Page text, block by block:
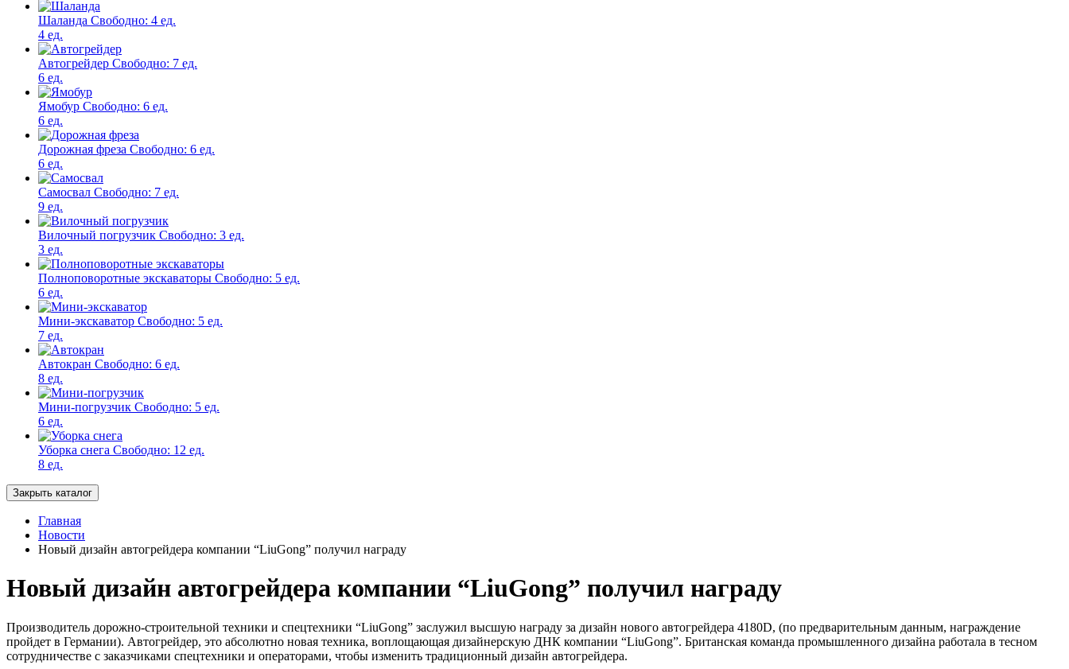
Шаланда Свободно: 4 ед.
4 ед.
Автогрейдер Свободно: 7 ед.
6 ед.
Ямобур Свободно: 6 ед.
6 ед.
Дорожная фреза Свободно: 6 ед.
6 ед.
Самосвал Свободно: 7 ед.
9 ед.
Вилочный погрузчик Свободно: 3 ед.
3 ед.
Полноповоротные экскаваторы Свободно: 5 ед.
6 ед.
Мини-экскаватор Свободно: 5 ед.
7 ед.
Автокран Свободно: 6 ед.
8 ед.
Мини-погрузчик Свободно: 5 ед.
6 ед.
Уборка снега Свободно: 12 ед.
8 ед.
Закрыть каталог
Главная
Новости
Новый дизайн автогрейдера компании “LiuGong” получил награду
Новый дизайн автогрейдера компании “LiuGong” получил награду
Производитель дорожно-строительной техники и спецтехники “LiuGong” заслужил высшую награду за дизайн нового автогрейдера 4180D, (по предварительным данным, награждение
пройдет в Германии). Автогрейдер, это абсолютно новая техника, воплощающая дизайнерскую ДНК компании “LiuGong”. Британская команда промышленного дизайна работала в тесном
сотрудничестве с заказчиками спецтехники и операторами, чтобы изменить традиционный дизайн автогрейдера.